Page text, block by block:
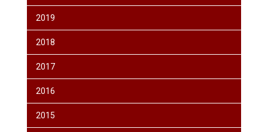
2019
2018
2017
2016
2015